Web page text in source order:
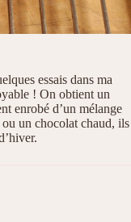
essais dans ma
! On obtient un
enrobé d’un mélange
ou un chocolat chaud, ils